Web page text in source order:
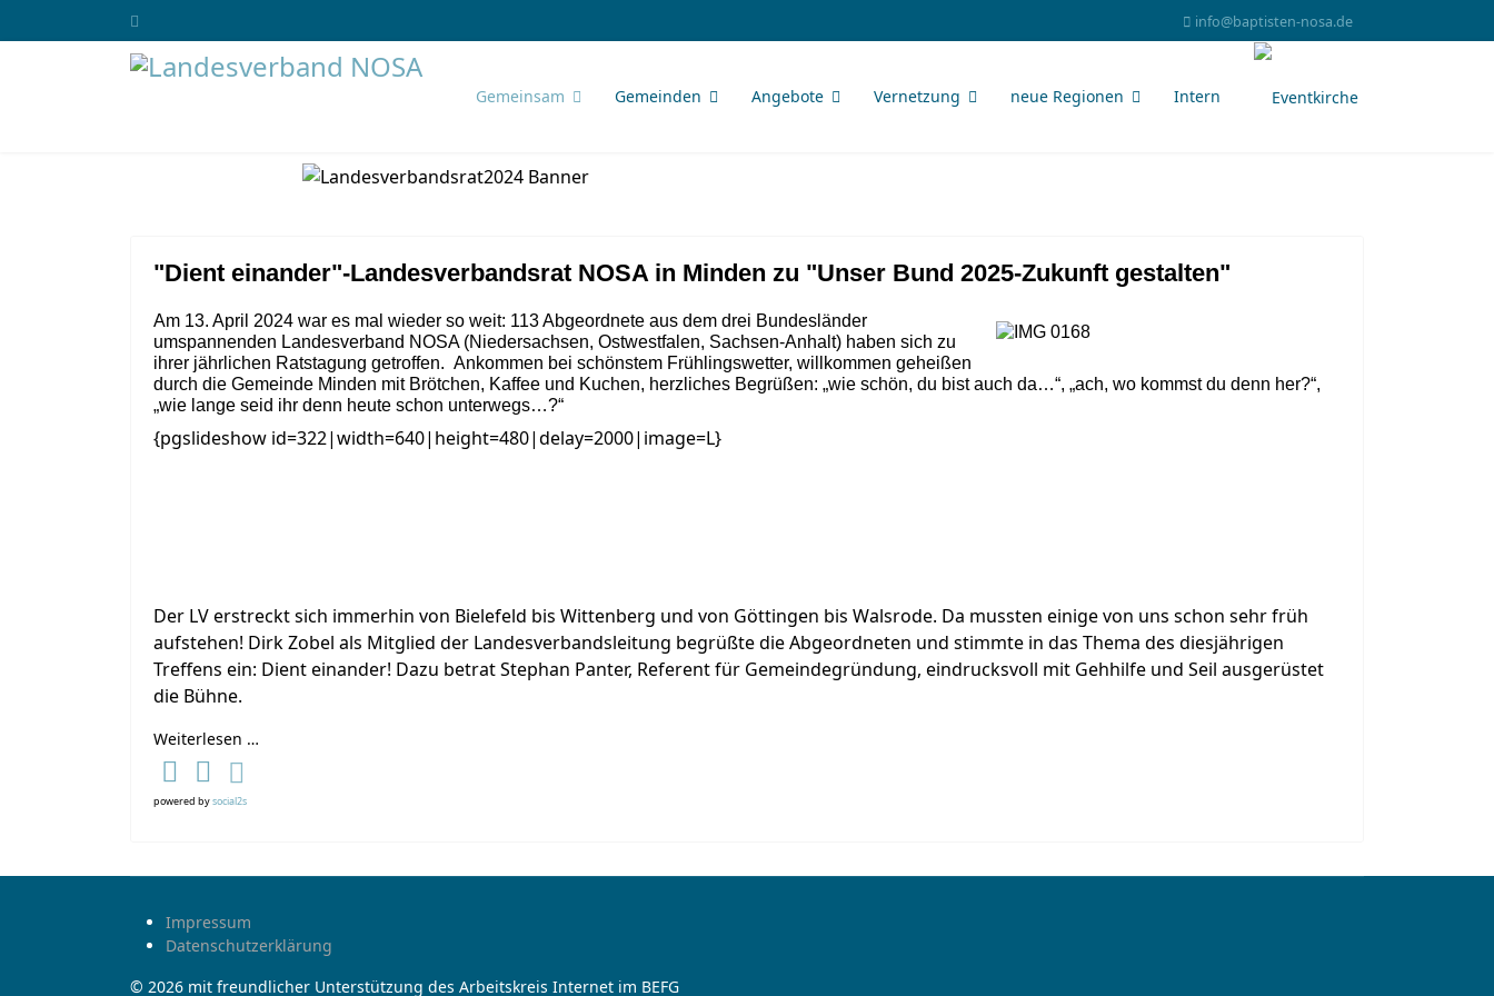
info@baptisten-nosa.de
Gemeinsam Gemeinden Angebote Vernetzung neue Regionen Intern
"Dient einander"-Landesverbandsrat NOSA in Minden zu "Unser Bund 2025-Zukunft gestalten"
Am 13. April 2024 war es mal wieder so weit: 113 Abgeordnete aus dem drei Bundesländer
umspannenden Landesverband NOSA (Niedersachsen, Ostwestfalen, Sachsen-Anhalt) haben sich zu
ihrer jährlichen Ratstagung getroffen. Ankommen bei schönstem Frühlingswetter, willkommen geheißen
durch die Gemeinde Minden mit Brötchen, Kaffee und Kuchen, herzliches Begrüßen: „wie schön, du bist auch da…“, „ach, wo kommst du denn her?“,
„wie lange seid ihr denn heute schon unterwegs…?“
{pgslideshow id=322|width=640|height=480|delay=2000|image=L}
Der LV erstreckt sich immerhin von Bielefeld bis Wittenberg und von Göttingen bis Walsrode. Da mussten einige von uns schon sehr früh
aufstehen! Dirk Zobel als Mitglied der Landesverbandsleitung begrüßte die Abgeordneten und stimmte in das Thema des diesjährigen
Treffens ein: Dient einander! Dazu betrat Stephan Panter, Referent für Gemeindegründung, eindrucksvoll mit Gehhilfe und Seil ausgerüstet
die Bühne.
Weiterlesen …
powered bysocial2s
Impressum
Datenschutzerklärung
© 2026 mit freundlicher Unterstützung des Arbeitskreis Internet im BEFG